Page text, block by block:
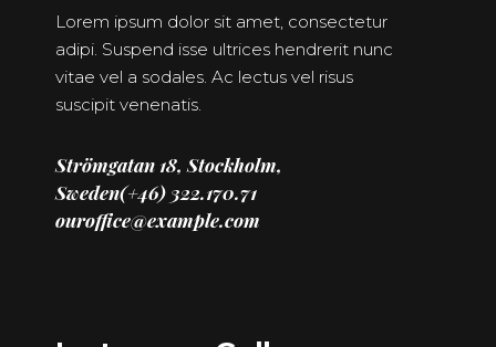
Lorem ipsum dolor sit amet, consectetur
adipi. Suspend isse ultrices hendrerit nunc
vitae vel a sodales. Ac lectus vel risus
suscipit venenatis.
Strömgatan 18, Stockholm,
Sweden(+46) 322.170.71
ouroffice@example.com